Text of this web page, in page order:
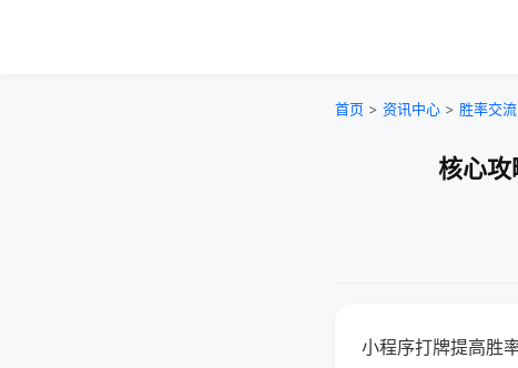
首页 > 资讯中心 > 胜率交流
核心攻
小程序打牌提高胜